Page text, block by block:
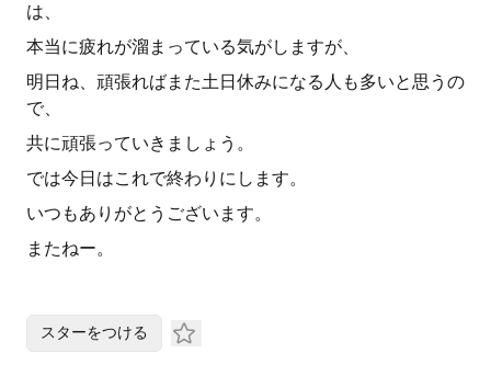
は、
本当に疲れが溜まっている気がしますが、
明日ね、頑張ればまた土日休みになる人も多いと思うの
で、
共に頑張っていきましょう。
では今日はこれで終わりにします。
いつもありがとうございます。
またねー。
スターをつける